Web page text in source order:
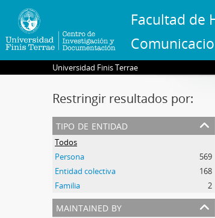
Facultad de
Universidad Finis Terrae
Restringir resultados por:
tipo de entidad
Todos
Persona
569
Entidad colectiva
168
Familia
2
maintained by